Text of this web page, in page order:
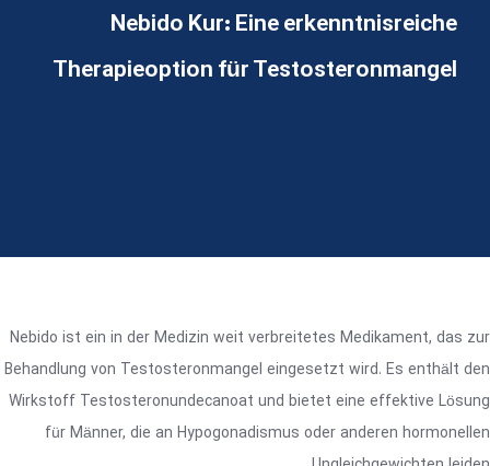
Nebido Kur: Eine erkenntnisreiche
Therapieoption für Testosteronmangel
Nebido ist ein in der Medizin weit verbreitetes Medikament, das zur
Behandlung von Testosteronmangel eingesetzt wird. Es enthält den
Wirkstoff Testosteronundecanoat und bietet eine effektive Lösung
für Männer, die an Hypogonadismus oder anderen hormonellen